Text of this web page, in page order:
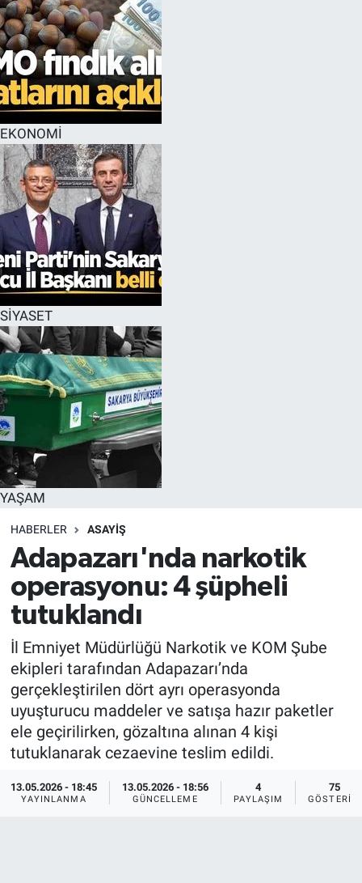
EKONOMİ
SİYASET
YAŞAM
HABERLER ASAYİŞ
Adapazarı'nda narkotik
operasyonu: 4 şüpheli
tutuklandı
İl Emniyet Müdürlüğü Narkotik ve KOM Şube
ekipleri tarafından Adapazarı’nda
gerçekleştirilen dört ayrı operasyonda
uyuşturucu maddeler ve satışa hazır paketler
ele geçirilirken, gözaltına alınan 4 kişi
tutuklanarak cezaevine teslim edildi.
13.05.2026 - 18:45
YAYINLANMA
13.05.2026 - 18:56
GÜNCELLEME
4
PAYLAŞIM
75
GÖSTERIM